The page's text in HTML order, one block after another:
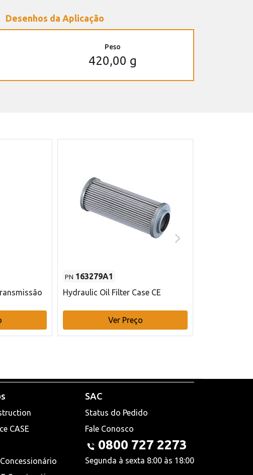
Desenhos da Aplicação
Peso
420,00 g
PN 163279A1
Hydraulic Oil Filter Case CE
Ver Preço
CASE
SAC
Status do Pedido
Fale Conosco
0800 727 2273
Segunda à sexta 8:00 às 18:00